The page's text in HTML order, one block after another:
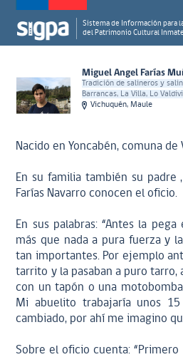
Sistema de Información para
del Patrimonio Cultural
Miguel Angel Farías
Tradición de salineros y
Barrancas, La Villa, Lo
Vichuquén, Maule
Nacido en Yoncabén, comuna de
En su familia también su padre
Farías Navarro conocen el oficio.
En sus palabras: “Antes la
más que nada a pura fuerza y
tan importantes. Por ejemplo
tarrito y la pasaban a puro tarro,
con un tapón o una
Mi abuelito trabajaría unos
cambiado, por ahí me imagino
Sobre el oficio cuenta: